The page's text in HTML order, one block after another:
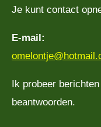
Je kunt contact
E-mail:
Ik probeer
beantwoorden.